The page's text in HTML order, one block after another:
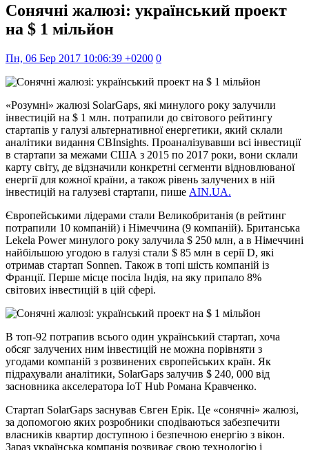
Сонячні жалюзі: український проект
на $ 1 мільйон
Пн, 06 Бер 2017 10:06:39 +0200 0
«Розумні» жалюзі SolarGaps, які минулого року залучили
інвестицій на $ 1 млн. потрапили до світового рейтингу
стартапів у галузі альтернативної енергетики, який склали
аналітики видання CBInsights. Проаналізувавши всі інвестиції
в стартапи за межами США з 2015 по 2017 роки, вони склали
карту світу, де відзначили конкретні сегменти відновлюваної
енергії для кожної країни, а також рівень залучених в ній
інвестицій на галузеві стартапи, пише AIN.UA.
Європейськими лідерами стали Великобританія (в рейтинг
потрапили 10 компаній) і Німеччина (9 компаній). Британська
Lekela Power минулого року залучила $ 250 млн, а в Німеччині
найбільшою угодою в галузі стали $ 85 млн в серії D, які
отримав стартап Sonnen. Також в топі шість компаній із
Франції. Перше місце посіла Індія, на яку припало 8%
світових інвестицій в цій сфері.
В топ-92 потрапив всього один український стартап, хоча
обсяг залучених ним інвестицій не можна порівняти з
угодами компаній з розвинених європейських країн. Як
підрахували аналітики, SolarGaps залучив $ 240, 000 від
засновника акселератора IoT Hub Романа Кравченко.
Стартап SolarGaps заснував Євген Ерік. Це «сонячні» жалюзі,
за допомогою яких розробники сподіваються забезпечити
власників квартир доступною і безпечною енергію з вікон.
Зараз українська компанія розвиває свою технологію і